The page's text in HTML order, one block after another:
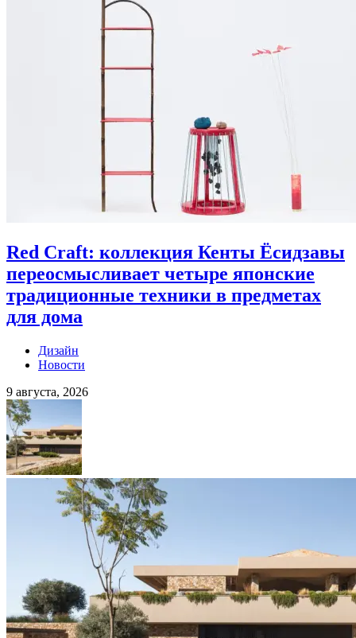
Red Craft: коллекция Кенты Ёсидзавы
переосмысливает четыре японские
традиционные техники в предметах
для дома
Дизайн
Новости
9 августа, 2026